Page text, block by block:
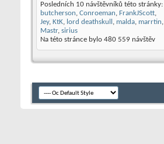
Posledních 10 návštěvníků této stránky:
butcherson, Conroeman, FrankJScott,
Jey, KtK, lord deathskull , malda, marrtin,
Mastr, sirius
Na této stránce bylo 480 559 návštěv